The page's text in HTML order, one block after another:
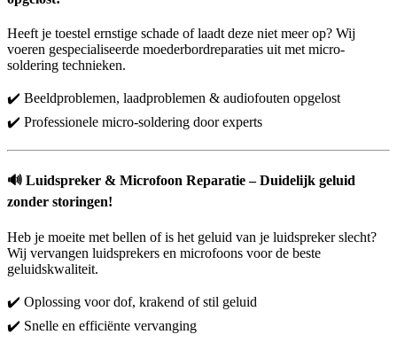
Heeft je toestel ernstige schade of laadt deze niet meer op? Wij
voeren gespecialiseerde moederbordreparaties uit met micro-
soldering technieken.
✔️ Beeldproblemen, laadproblemen & audiofouten opgelost
✔️ Professionele micro-soldering door experts
🔊 Luidspreker & Microfoon Reparatie – Duidelijk geluid
zonder storingen!
Heb je moeite met bellen of is het geluid van je luidspreker slecht?
Wij vervangen luidsprekers en microfoons voor de beste
geluidskwaliteit.
✔️ Oplossing voor dof, krakend of stil geluid
✔️ Snelle en efficiënte vervanging